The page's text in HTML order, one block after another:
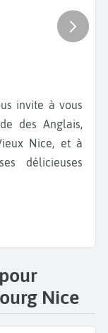
des Anglais,
Nice, et à
délicieuses
Nice